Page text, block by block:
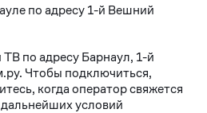
по адресу 1-й Вешний
по адресу Барнаул, 1-й
Чтобы подключиться,
когда оператор свяжется
условий